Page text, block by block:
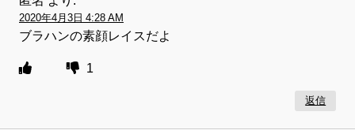
2020年4月3日 4:28 AM
ブラハンの素顔レイスだよ
1
返信